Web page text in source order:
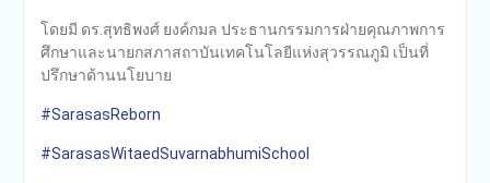
โดยมี ดร.สุทธิพงศ์ ยงค์กมล ประธานกรรมการฝ่ายคุณภาพการ
ศึกษาและนายกสภาสถาบันเทคโนโลยีแห่งสุวรรณภูมิ เป็นที่
ปรึกษาด้านนโยบาย
#SarasasReborn
#SarasasWitaedSuvarnabhumiSchool